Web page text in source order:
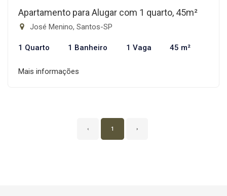
Apartamento para Alugar com 1 quarto, 45m²
José Menino, Santos-SP
1 Quarto 1 Banheiro 1 Vaga 45 m²
Mais informações
‹ 1 ›